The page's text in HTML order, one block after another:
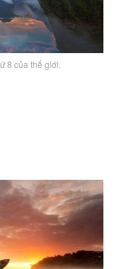
8 của thế giới.